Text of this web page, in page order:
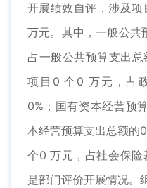
开展绩效自评，涉及
万元。其中，一般公共
占一般公共预算支出
项目0 个0 万元，占
0%；国有资本经营预
本经营预算支出总额的
个0 万元，占社会保险
是部门评价开展情况。